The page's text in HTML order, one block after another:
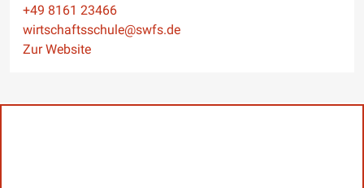
Telefon
+49 8161 23466
E-Mail
wirtschaftsschule@swfs.de
Website
Zur Website